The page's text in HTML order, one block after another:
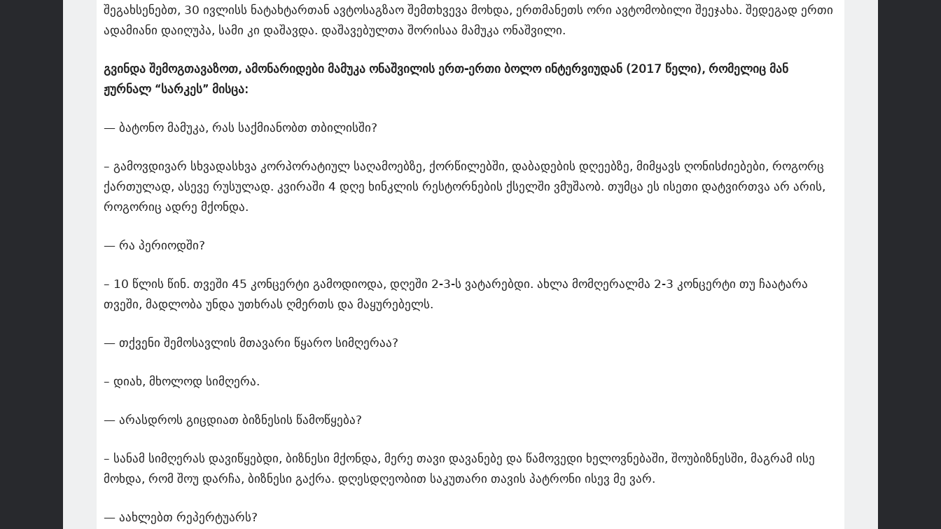
შეგახსენებთ, 30 ივლისს ნატახტართან ავტოსაგზაო შემთხვევა მოხდა, ერთმანეთს ორი ავტომობილი შეეჯახა. შედეგად ერთი
ადამიანი დაიღუპა, სამი კი დაშავდა. დაშავებულთა შორისაა მამუკა ონაშვილი.
გვინდა შემოგთავაზოთ, ამონარიდები მამუკა ონაშვილის ერთ-ერთი ბოლო ინტერვიუდან (2017 წელი), რომელიც მან
ჟურნალ “სარკეს” მისცა:
— ბატონო მამუკა, რას საქმიანობთ თბილისში?
– გამოვდივარ სხვადასხვა კორპორატიულ საღამოებზე, ქორწილებში, დაბადების დღეებზე, მიმყავს ღონისძიებები, როგორც
ქართულად, ასევე რუსულად. კვირაში 4 დღე ხინკლის რესტორნების ქსელში ვმუშაობ. თუმცა ეს ისეთი დატვირთვა არ არის,
როგორიც ადრე მქონდა.
— რა პერიოდში?
– 10 წლის წინ. თვეში 45 კონცერტი გამოდიოდა, დღეში 2-3-ს ვატარებდი. ახლა მომღერალმა 2-3 კონცერტი თუ ჩაატარა
თვეში, მადლობა უნდა უთხრას ღმერთს და მაყურებელს.
— თქვენი შემოსავლის მთავარი წყარო სიმღერაა?
– დიახ, მხოლოდ სიმღერა.
— არასდროს გიცდიათ ბიზნესის წამოწყება?
– სანამ სიმღერას დავიწყებდი, ბიზნესი მქონდა, მერე თავი დავანებე და წამოვედი ხელოვნებაში, შოუბიზნესში, მაგრამ ისე
მოხდა, რომ შოუ დარჩა, ბიზნესი გაქრა. დღესდღეობით საკუთარი თავის პატრონი ისევ მე ვარ.
— აახლებთ რეპერტუარს?